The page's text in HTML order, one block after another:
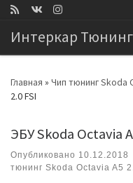
Интеркар Тюнинг
Главная » Чип тюнинг Skoda
2.0 FSI
ЭБУ Skoda Octavia
Опубликовано 10.12.2018
тюнинг Skoda Octavia A5